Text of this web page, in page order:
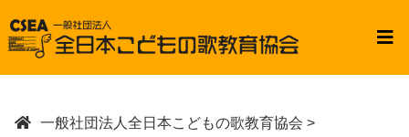
一般社団法人全日本こどもの歌教育協会 >